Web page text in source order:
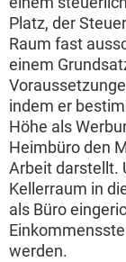
Platz, der
Raum fast
einem
indem er
Höhe als
Heimbüro den
Arbeit darstellt.
Kellerraum in
als Büro
werden.